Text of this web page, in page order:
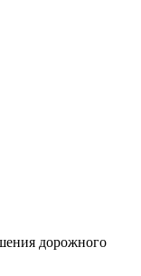
дорожного